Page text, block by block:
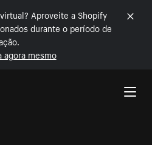
Aproveite a Shopify
durante o período de
agora mesmo